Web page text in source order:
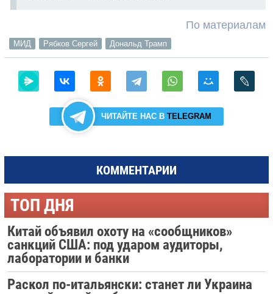
По материалам
МИД Рябков Сергей Дональд Трамп
ЧИТАЙТЕ НАС В TELEGRAM
КОММЕНТАРИИ
ТОП ДНЯ
Китай объявил охоту на «сообщников»
санкций США: под ударом аудиторы,
лаборатории и банки
Раскол по-итальянски: станет ли Украина